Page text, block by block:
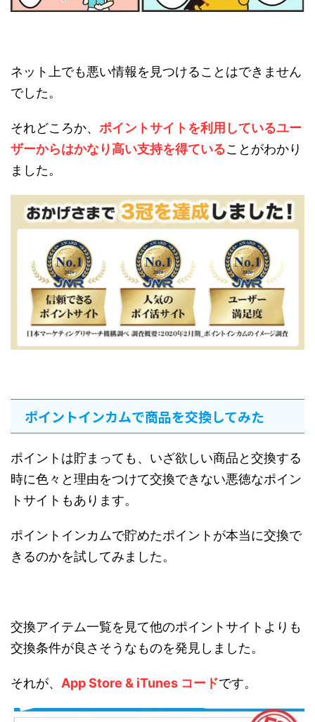
ネット上でも悪い情報を見つけることはできません
でした。
それどころか、 ポイントサイトを利用しているユー
ザーからはかなり高い支持を得ていることがわかり
ました。
ポイントインカムで商品を交換してみた
ポイントは貯まっても、いざ欲しい商品と交換する
時に色々と理由をつけて交換できない悪徳なポイン
トサイトもあります。
ポイントインカムで貯めたポイントが本当に交換で
きるのかを試してみました。
交換アイテム一覧を見て他のポイントサイトよりも
交換条件が良さそうなものを発見しました。
それが、 App Store & iTunes コードです。